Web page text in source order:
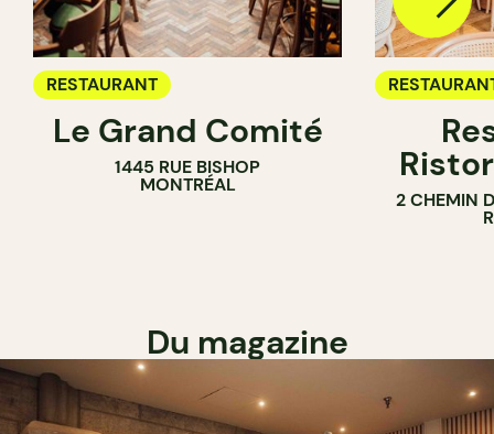
RESTAURANT
Le Grand Comité
1445 RUE BISHOP
MONTRÉAL
2 CHEMIN
Du magazine